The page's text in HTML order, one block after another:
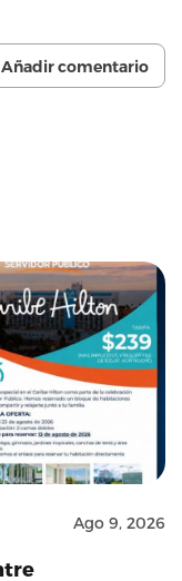
Añadir comentario
Ago 9, 2026